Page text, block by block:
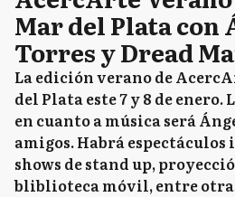
Mar del Plata con
Torres y Dread
La edición verano de
del Plata este 7 y 8 de
en cuanto a música será
amigos. Habrá
shows de stand up,
bliblioteca móvil, entre